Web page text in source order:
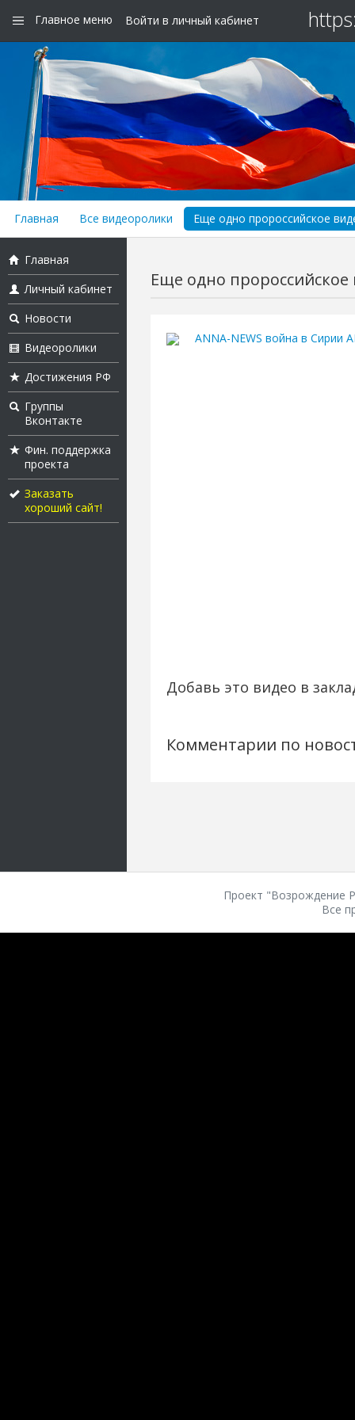
Главное меню Войти в личный кабинет
Главная Все видеоролики Еще одно пророссийское
Главная
Личный кабинет
Новости
Видеоролики
Достижения РФ
Группы
Вконтакте
Фин. поддержка
проекта
Заказать
хороший сайт!
Еще одно пророссийское
ANNA-NEWS война в Сирии
Добавь это видео в
Комментарии по
Проект "Возрождение
Все